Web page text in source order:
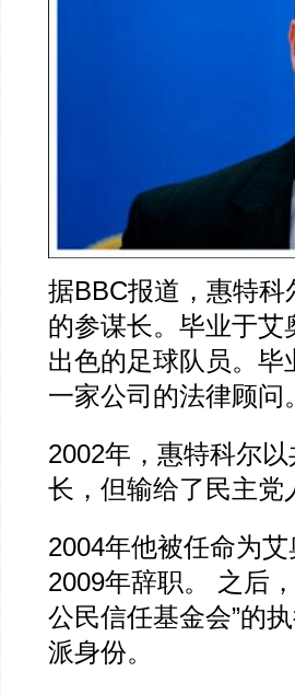
据BBC报道，惠特
的参谋长。毕业于
出色的足球队员。
一家公司的法律顾问。
2002年，惠特科尔
长，但输给了民主党
2004年他被任命为
2009年辞职。 之后
公民信任基金会”的
派身份。